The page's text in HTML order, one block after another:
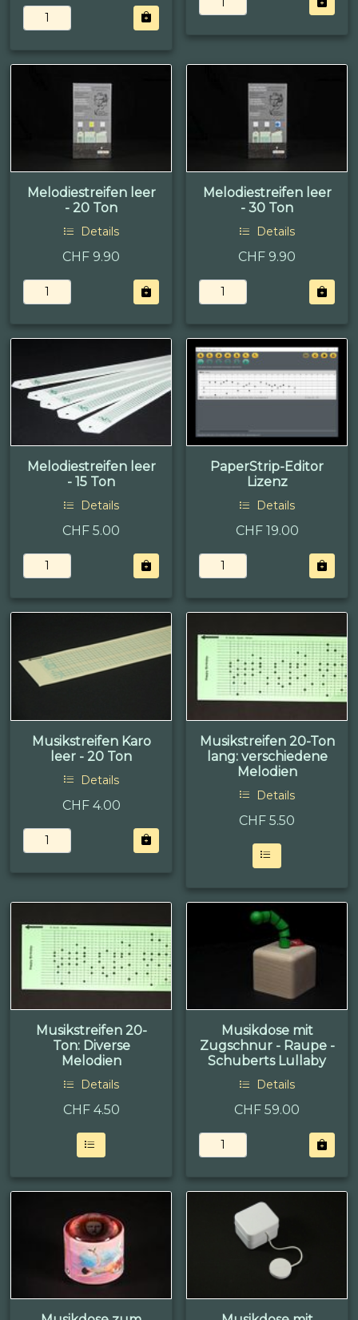
Melodiestreifen leer
- 20 Ton
Details
CHF 9.90
Melodiestreifen leer
- 30 Ton
Details
CHF 9.90
Melodiestreifen leer
- 15 Ton
Details
CHF 5.00
PaperStrip-Editor
Lizenz
Details
CHF 19.00
Musikstreifen Karo
leer - 20 Ton
Details
CHF 4.00
Musikstreifen 20-Ton
lang: verschiedene
Melodien
Details
CHF 5.50
Musikstreifen 20-
Ton: Diverse
Melodien
Details
CHF 4.50
Musikdose mit
Zugschnur - Raupe -
Schuberts Lullaby
Details
CHF 59.00